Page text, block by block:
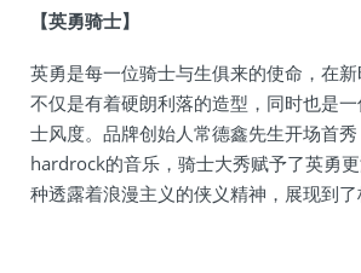
【英勇骑士】
英勇是每一位骑士与生俱来的使命，在
不仅是有着硬朗利落的造型，同时也是
士风度。品牌创始人常德鑫先生开场首
hardrock的音乐，骑士大秀赋予了英勇
种透露着浪漫主义的侠义精神，展现到了